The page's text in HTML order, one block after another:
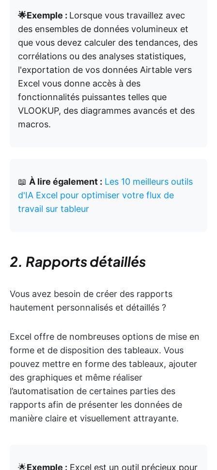
🌟Exemple : Lorsque vous travaillez avec
des ensembles de données volumineux et
que vous devez calculer des tendances, des
corrélations ou des analyses statistiques,
l'exportation de vos données Airtable vers
Excel vous donne accès à des
fonctionnalités puissantes telles que
VLOOKUP, des diagrammes avancés et des
macros.
📖 À lire également : Les 10 meilleurs outils
d'IA Excel pour optimiser votre flux de
travail sur tableur
2. Rapports détaillés
Vous avez besoin de créer des rapports
hautement personnalisés et détaillés ?
Excel offre de nombreuses options de mise en
forme et de disposition des tableaux. Vous
pouvez mettre en forme des tableaux, ajouter
des graphiques et même réaliser
l’automatisation de certaines parties des
rapports afin de présenter les données de
manière claire et visuellement attrayante.
🌟Exemple : Excel est un outil précieux pour